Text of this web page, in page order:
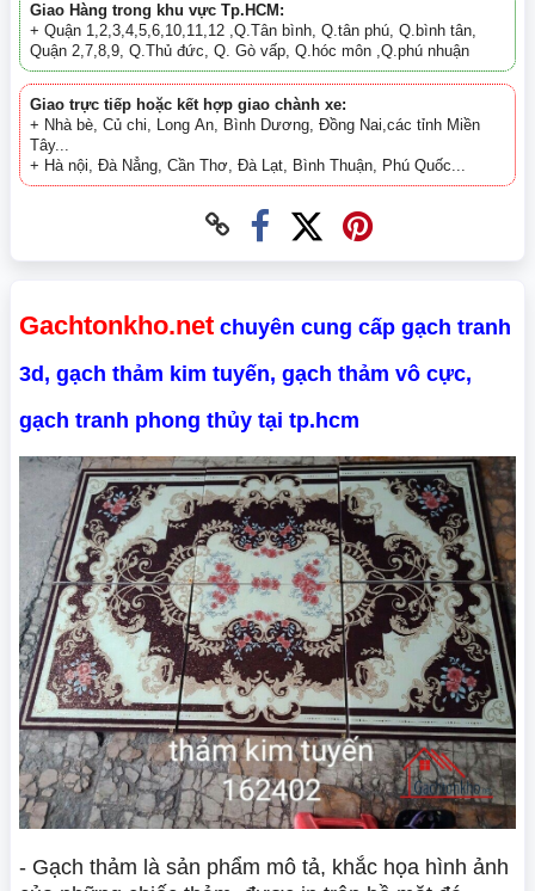
Giao Hàng trong khu vực Tp.HCM:
+ Quận 1,2,3,4,5,6,10,11,12 ,Q.Tân bình, Q.tân phú, Q.bình tân,
Quận 2,7,8,9, Q.Thủ đức, Q. Gò vấp, Q.hóc môn ,Q.phú nhuận
Giao trực tiếp hoặc kết hợp giao chành xe:
+ Nhà bè, Củ chi, Long An, Bình Dương, Đồng Nai,các tỉnh Miền
Tây...
+ Hà nội, Đà Nẳng, Cần Thơ, Đà Lạt, Bình Thuận, Phú Quốc...
Gachtonkho.net chuyên cung cấp gạch tranh
3d, gạch thảm kim tuyến, gạch thảm vô cực,
gạch tranh phong thủy tại tp.hcm
- Gạch thảm là sản phẩm mô tả, khắc họa hình ảnh